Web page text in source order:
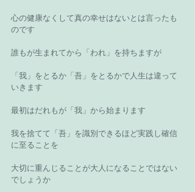
心の健康なくして真の幸せはないとは言ったも
のです
誰もが生まれてから「われ」を持ちますが
「我」をとるか「吾」をとるかで人生は違って
いきます
最初はだれもが「我」から始まります
我を捨てて「吾」を識別できるほど実践し確信
に至ることを
大切に重んじることが大人になることではない
でしょうか